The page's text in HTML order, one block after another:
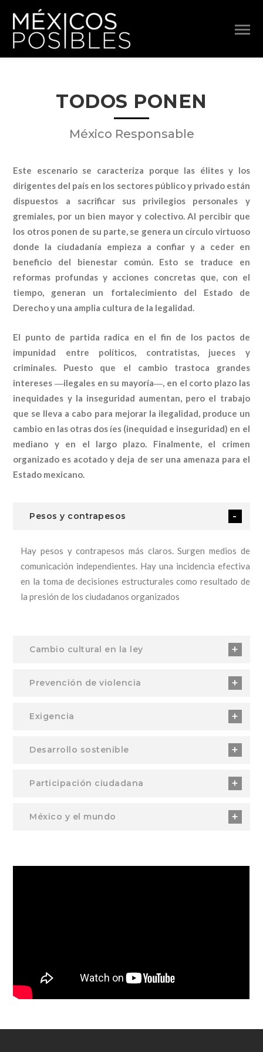
TODOS PONEN
México Responsable
Este escenario se caracteriza porque las élites y los
dirigentes del país en los sectores público y privado están
dispuestos a sacrificar sus privilegios personales y
gremiales, por un bien mayor y colectivo. Al percibir que
los otros ponen de su parte, se genera un círculo virtuoso
donde la ciudadanía empieza a confiar y a ceder en
beneficio del bienestar común. Esto se traduce en
reformas profundas y acciones concretas que, con el
tiempo, generan un fortalecimiento del Estado de
Derecho y una amplia cultura de la legalidad.
El punto de partida radica en el fin de los pactos de
impunidad entre políticos, contratistas, jueces y
criminales. Puesto que el cambio trastoca grandes
intereses ―ilegales en su mayoría―, en el corto plazo las
inequidades y la inseguridad aumentan, pero el trabajo
que se lleva a cabo para mejorar la ilegalidad, produce un
cambio en las otras dos íes (inequidad e inseguridad) en el
mediano y en el largo plazo. Finalmente, el crimen
organizado es acotado y deja de ser una amenaza para el
Estado mexicano.
Pesos y contrapesos
Hay pesos y contrapesos más claros. Surgen medios de
comunicación independientes. Hay una incidencia efectiva
en la toma de decisiones estructurales como resultado de
la presión de los ciudadanos organizados
Cambio cultural en la ley
Prevención de violencia
Exigencia
Desarrollo sostenible
Participación ciudadana
México y el mundo